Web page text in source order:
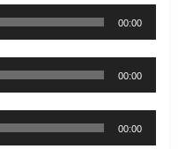
00:00
00:00
00:00